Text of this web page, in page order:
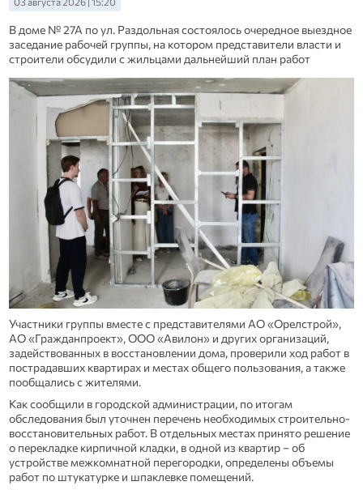
В доме № 27А по ул. Раздольная состоялось очередное выездное
заседание рабочей группы, на котором представители власти и
строители обсудили с жильцами дальнейший план работ
Участники группы вместе с представителями АО «Орелстрой»,
АО «Гражданпроект», ООО «Авилон» и других организаций,
задействованных в восстановлении дома, проверили ход работ в
пострадавших квартирах и местах общего пользования, а также
пообщались с жителями.
Как сообщили в городской администрации, по итогам
обследования был уточнен перечень необходимых строительно-
восстановительных работ. В отдельных местах принято решение
о перекладке кирпичной кладки, в одной из квартир – об
устройстве межкомнатной перегородки, определены объемы
работ по штукатурке и шпаклевке помещений.